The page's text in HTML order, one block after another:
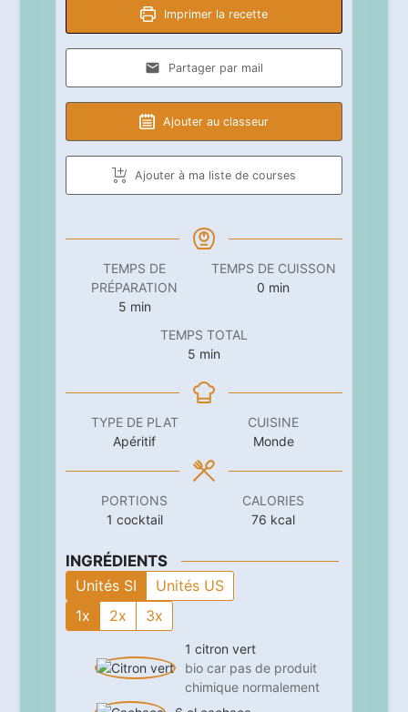
Imprimer la recette
Partager par mail
Ajouter au classeur
Ajouter à ma liste de courses
TEMPS DE
PRÉPARATION
5minutes
min
TEMPS DE CUISSON
0 minutes
min
TEMPS TOTAL
5minutes
min
TYPE DE PLAT
Apéritif
CUISINE
Monde
PORTIONS
1 cocktail
CALORIES
76 kcal
INGRÉDIENTS
Unités SI
Unités US
1x
2x 3x
1 citron vert
bio car pas de produit
chimique normalement